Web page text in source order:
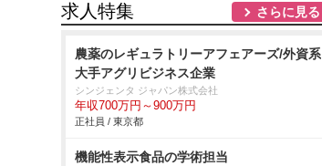
求人特集 さらに見る
農薬のレギュラトリーアフェアーズ/外資系
大手アグリビジネス企業
シンジェンタ ジャパン株式会社
年収700万円～900万円
正社員 / 東京都
機能性表示食品の学術担当